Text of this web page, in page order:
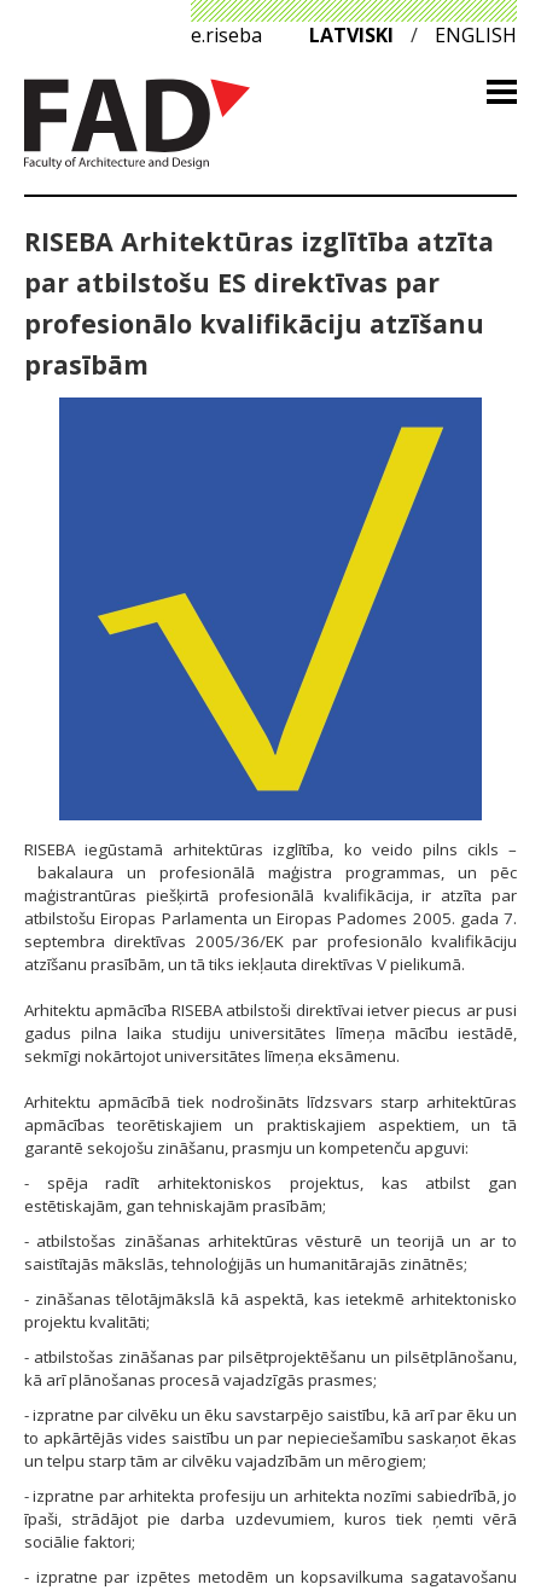
e.riseba LATVISKI / ENGLISH
RISEBA Arhitektūras izglītība atzīta
par atbilstošu ES direktīvas par
profesionālo kvalifikāciju atzīšanu
prasībām
RISEBA iegūstamā arhitektūras izglītība, ko veido pilns cikls –
bakalaura un profesionālā maģistra programmas, un pēc
maģistrantūras piešķirtā profesionālā kvalifikācija, ir atzīta par
atbilstošu Eiropas Parlamenta un Eiropas Padomes 2005. gada 7.
septembra direktīvas 2005/36/EK par profesionālo kvalifikāciju
atzīšanu prasībām, un tā tiks iekļauta direktīvas V pielikumā.
Arhitektu apmācība RISEBA atbilstoši direktīvai ietver piecus ar pusi
gadus pilna laika studiju univer­sitātes līmeņa mācību iestādē,
sekmīgi nokārtojot universitātes līmeņa eksāmenu.
Arhitektu apmācībā tiek nodrošināts līdzsvars starp arhitek­tūras
apmācības teorētiskajiem un praktiskajiem aspektiem, un tā
garantē sekojošu zināšanu, prasmju un kompe­tenču apguvi:
- spēja radīt arhitektoniskos projektus, kas atbilst gan
estētiskajām, gan tehniskajām prasībām;
- atbilstošas zināšanas arhitektūras vēsturē un teorijā un ar to
saistītajās mākslās, tehnoloģijās un humanitārajās zinātnēs;
- zināšanas tēlotājmākslā kā aspektā, kas ietekmē arhitek­tonisko
projektu kvalitāti;
- atbilstošas zināšanas par pilsētprojektēšanu un pilsētplā­nošanu,
kā arī plānošanas procesā vajadzīgās prasmes;
- izpratne par cilvēku un ēku savstarpējo saistību, kā arī par ēku un
to apkārtējās vides saistību un par nepiecie­šamību saskaņot ēkas
un telpu starp tām ar cilvēku vajadzībām un mērogiem;
- izpratne par arhitekta profesiju un arhitekta nozīmi sabiedrībā, jo
īpaši, strādājot pie darba uzdevumiem, kuros tiek ņemti vērā
sociālie faktori;
- izpratne par izpētes metodēm un kopsavilkuma sagata­vošanu